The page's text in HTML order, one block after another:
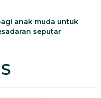
anak muda untuk
seputar